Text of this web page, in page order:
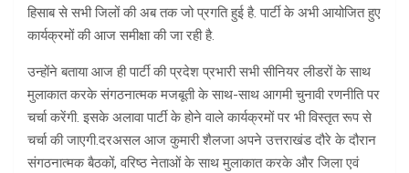
हिसाब से सभी जिलों की अब तक जो प्रगति हुई है. पार्टी के अभी आयोजित हुए
कार्यक्रमों की आज समीक्षा की जा रही है.
उन्होंने बताया आज ही पार्टी की प्रदेश प्रभारी सभी सीनियर लीडरों के साथ
मुलाकात करके संगठनात्मक मजबूती के साथ-साथ आगमी चुनावी रणनीति पर
चर्चा करेंगी. इसके अलावा पार्टी के होने वाले कार्यक्रमों पर भी विस्तृत रूप से
चर्चा की जाएगी.दरअसल आज कुमारी शैलजा अपने उत्तराखंड दौरे के दौरान
संगठनात्मक बैठकों, वरिष्ठ नेताओं के साथ मुलाकात करके और जिला एवं